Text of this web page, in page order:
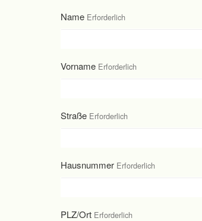
Name Erforderlich
Vorname Erforderlich
Straße Erforderlich
Hausnummer Erforderlich
PLZ/Ort Erforderlich